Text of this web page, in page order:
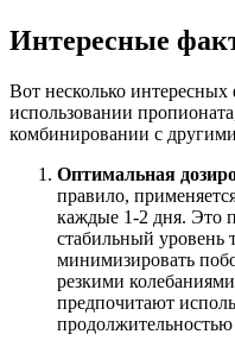
Интересные
Вот несколько
использовании
комбинировании с
Оптимальная
правило,
каждые 1-2 дня. Это
стабильный уровень
минимизировать
резкими
предпочитают
продолжительностью